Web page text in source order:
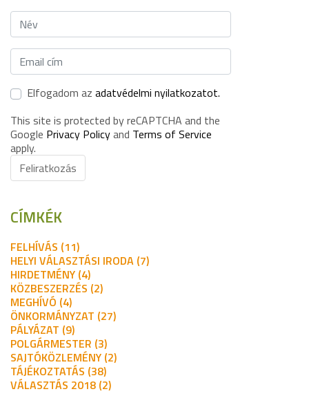
Elfogadom az adatvédelmi nyilatkozatot.
This site is protected by reCAPTCHA and the
Google Privacy Policyand Terms of Service
apply.
Feliratkozás
CÍMKÉK
FELHÍVÁS (11)
HELYI VÁLASZTÁSI IRODA (7)
HIRDETMÉNY (4)
KÖZBESZERZÉS (2)
MEGHÍVÓ (4)
ÖNKORMÁNYZAT (27)
PÁLYÁZAT (9)
POLGÁRMESTER (3)
SAJTÓKÖZLEMÉNY (2)
TÁJÉKOZTATÁS (38)
VÁLASZTÁS 2018 (2)